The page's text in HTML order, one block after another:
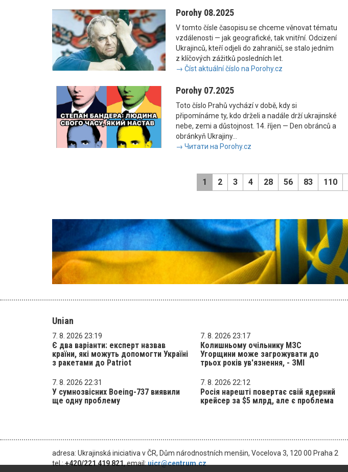
Porohy 08.2025
V tomto čísle časopisu se chceme věnovat tématu
vzdálenosti — jak geografické, tak vnitřní. Odcizení
Ukrajinců, kteří odjeli do zahraničí, se stalo jedním
z klíčových zážitků posledních let.
→ Číst aktuální číslo na Porohy.cz
Porohy 07.2025
Toto číslo Prahů vychází v době, kdy si
připomínáme ty, kdo drželi a nadále drží ukrajinské
nebe, zemi a důstojnost. 14. říjen — Den obránců a
obránkyň Ukrajiny...
→ Читати на Porohy.cz
1 2 3 4 28 56 83 110
Unian
7. 8. 2026 23:19
Є два варіанти: експерт назвав
країни, які можуть допомогти Україні
з ракетами до Patriot
7. 8. 2026 23:17
Колишньому очільнику МЗС
Угорщини може загрожувати до
трьох років ув'язнення, - ЗМІ
7. 8. 2026 22:31
У сумнозвісних Boeing-737 виявили
ще одну проблему
7. 8. 2026 22:12
Росія нарешті повертає свій ядерний
крейсер за $5 млрд, але є проблема
adresa: Ukrajinská iniciativa v ČR, Dům národnostních menšin, Vocelova 3, 120 00 Praha 2
tel.:+420/221 419 821, email:uicr@centrum.cz